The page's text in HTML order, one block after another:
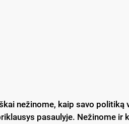
nežinome, kaip savo politiką
pasaulyje. Nežinome ir